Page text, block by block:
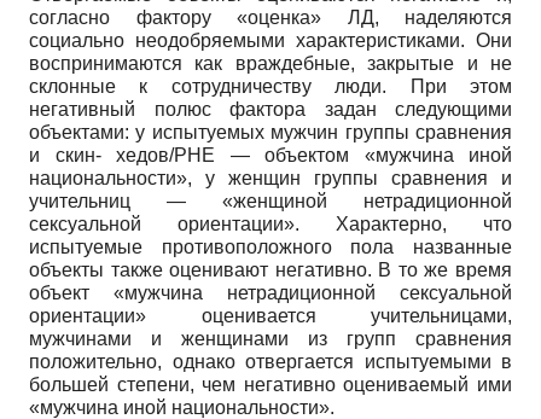
согласно фактору «оценка» ЛД, наделяются
социально неодобряемыми характеристиками. Они
воспринимаются как враждебные, закрытые и не
склонные к сотрудничеству люди. При этом
негативный полюс фактора задан следующими
объектами: у испытуемых мужчин группы сравнения
и скин- хедов/РНЕ — объектом «мужчина иной
национальности», у женщин группы сравнения и
учительниц — «женщиной нетрадиционной
сексуальной ориентации». Характерно, что
испытуемые противоположного пола названные
объекты также оценивают негативно. В то же время
объект «мужчина нетрадиционной сексуальной
ориентации» оценивается учительницами,
мужчинами и женщинами из групп сравнения
положительно, однако отвергается испытуемыми в
большей степени, чем негативно оцениваемый ими
«мужчина иной национальности».